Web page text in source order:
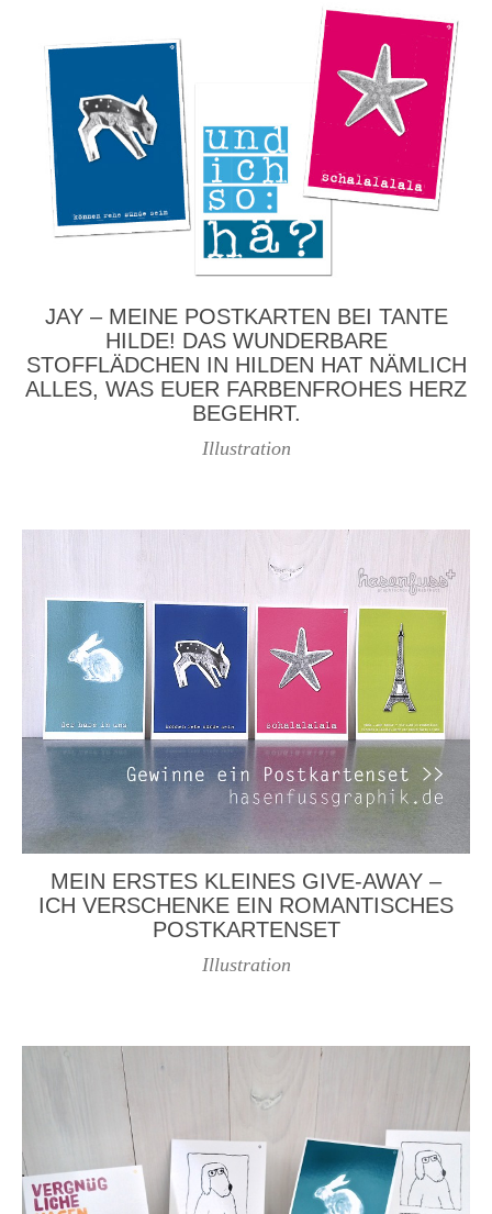
JAY – MEINE POSTKARTEN BEI TANTE
HILDE! DAS WUNDERBARE
STOFFLÄDCHEN IN HILDEN HAT NÄMLICH
ALLES, WAS EUER FARBENFROHES HERZ
BEGEHRT.
Illustration
MEIN ERSTES KLEINES GIVE-AWAY –
ICH VERSCHENKE EIN ROMANTISCHES
POSTKARTENSET
Illustration